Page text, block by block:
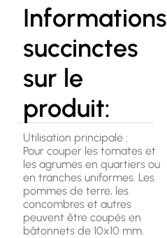
Informations
succinctes
sur le
produit:
Utilisation principale :
Pour couper les tomates et
les agrumes en quartiers ou
en tranches uniformes. Les
pommes de terre, les
concombres et autres
peuvent être coupés en
bâtonnets de 10x10 mm.